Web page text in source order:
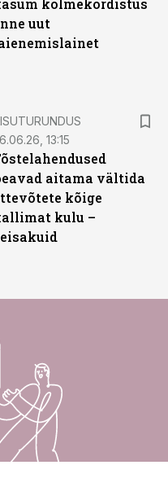
kolmekordistus
uut
13:15
aitama vältida
kõige
kulu –